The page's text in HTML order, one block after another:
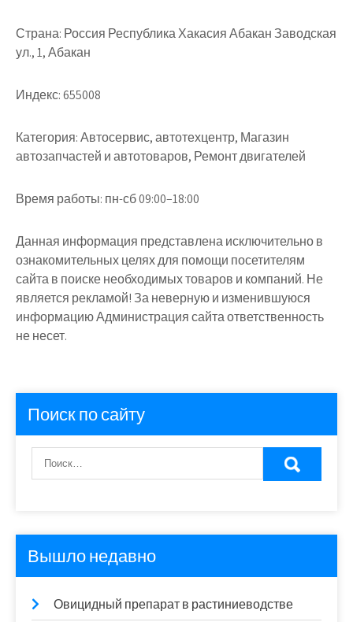
Страна: Россия Республика Хакасия Абакан Заводская
ул., 1, Абакан
Индекс:655008
Категория:Автосервис, автотехцентр, Магазин
автозапчастей и автотоваров, Ремонт двигателей
Время работы: пн-сб 09:00–18:00
Данная информация представлена исключительно в
ознакомительных целях для помощи посетителям
сайта в поиске необходимых товаров и компаний. Не
является рекламой! За неверную и изменившуюся
информацию Администрация сайта ответственность
не несет.
Поиск по сайту
Вышло недавно
Овицидный препарат в растиниеводстве